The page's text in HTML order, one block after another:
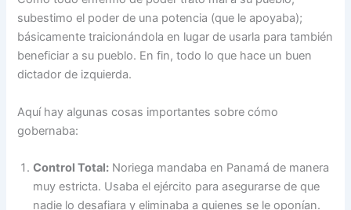
subestimo el poder de una potencia (que le apoyaba);
básicamente traicionándola en lugar de usarla para también
beneficiar a su pueblo. En fin, todo lo que hace un buen
dictador de izquierda.
Aquí hay algunas cosas importantes sobre cómo
gobernaba:
Control Total: Noriega mandaba en Panamá de manera
muy estricta. Usaba el ejército para asegurarse de que
nadie lo desafiara y eliminaba a quienes se le oponían.